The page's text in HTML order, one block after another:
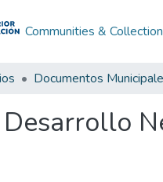
Communities &
Documentos